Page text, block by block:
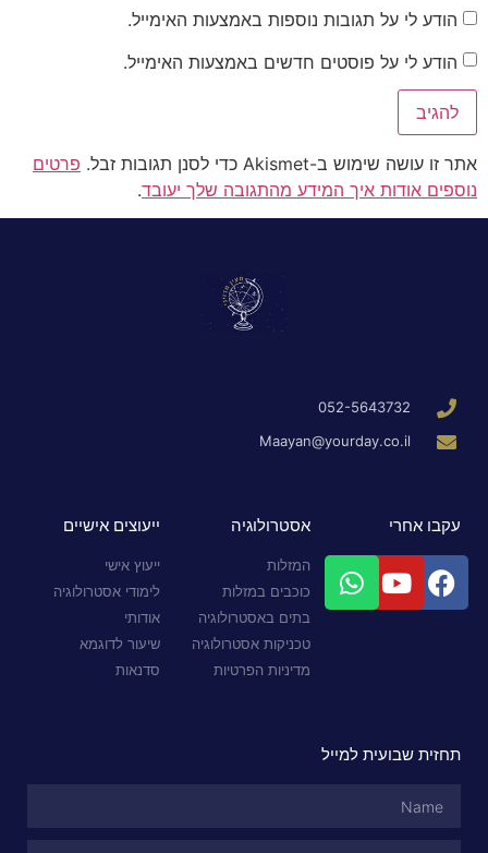
הודע לי על תגובות נוספות באמצעות האימייל.
הודע לי על פוסטים חדשים באמצעות האימייל.
אתר זו עושה שימוש ב-Akismet כדי לסנן תגובות זבל.
פרטים
נוספים אודות איך המידע מהתגובה שלך יעובד.
052-5643732
Maayan@yourday.co.il
עקבו אחרי אסטרולוגיה
המזלות
כוכבים במזלות
בתים באסטרולוגיה
טכניקות אסטרולוגיה
מדיניות הפרטיות
ייעוצים אישיים
ייעוץ אישי
לימודי אסטרולוגיה
אודותי
שיעור לדוגמא
סדנאות
תחזית שבועית למייל